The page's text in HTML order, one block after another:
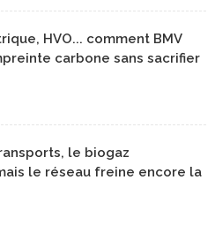
HVO... comment BMV
carbone sans sacrifier
le biogaz
le réseau freine encore la